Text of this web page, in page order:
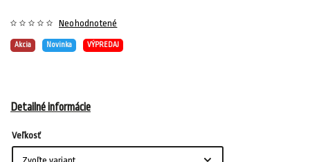
Akcia Novinka VÝPREDAJ
Neohodnotené
Detailné informácie
Veľkosť